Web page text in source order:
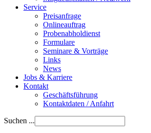
Service
Preisanfrage
Onlineauftrag
Probenabholdienst
Formulare
Seminare & Vorträge
Links
News
Jobs & Karriere
Kontakt
Geschäftsführung
Kontaktdaten / Anfahrt
Suchen ...